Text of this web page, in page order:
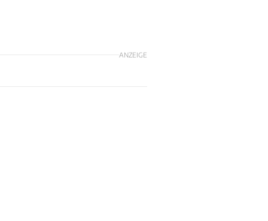
ANZEIGE